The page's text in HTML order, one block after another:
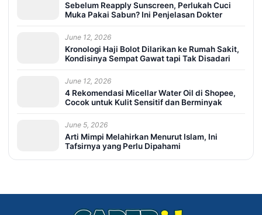
Sebelum Reapply Sunscreen, Perlukah Cuci
Muka Pakai Sabun? Ini Penjelasan Dokter
June 12, 2026
Kronologi Haji Bolot Dilarikan ke Rumah Sakit,
Kondisinya Sempat Gawat tapi Tak Disadari
June 12, 2026
4 Rekomendasi Micellar Water Oil di Shopee,
Cocok untuk Kulit Sensitif dan Berminyak
June 5, 2026
Arti Mimpi Melahirkan Menurut Islam, Ini
Tafsirnya yang Perlu Dipahami